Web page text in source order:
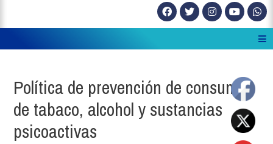
Política de prevención de consumo
de tabaco, alcohol y sustancias
psicoactivas